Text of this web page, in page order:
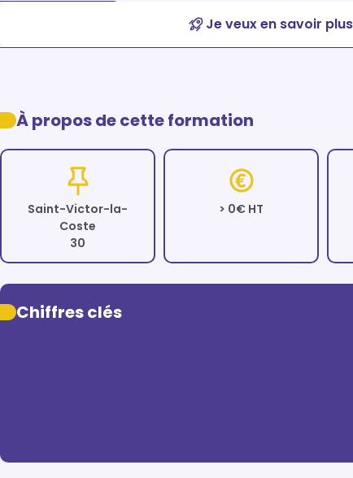
Je veux en savoir
À propos de cette formation
Saint-Victor-la-
Coste
30
> 0€ HT
Chiffres clés